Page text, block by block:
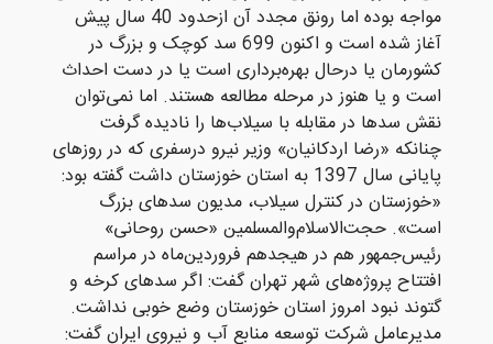
مواجه بوده اما رونق مجدد آن ازحدود 40 سال پیش
آغاز شده است و اکنون 699 سد کوچک و بزرگ در
کشورمان یا درحال بهره‌برداری است یا در دست احداث
است و یا هنوز در مرحله مطالعه هستند. اما نمی‌توان
نقش سدها در مقابله با سیلاب‌ها را نادیده گرفت
چنانکه «رضا اردکانیان» وزیر نیرو درسفری که در روزهای
پایانی سال 1397 به استان خوزستان داشت گفته بود:
«خوزستان در کنترل سیلاب، مدیون سدهای بزرگ
است». حجت‌الاسلام‌والمسلمین «حسن روحانی»
رئیس‌جمهور هم در هیجدهم فروردین‌ماه در مراسم
افتتاح پروژه‌های شهر تهران گفت: اگر سدهای کرخه و
گتوند نبود امروز استان خوزستان وضع خوبی نداشت.
مدیرعامل شرکت توسعه منابع آب و نیروی ایران گفت: